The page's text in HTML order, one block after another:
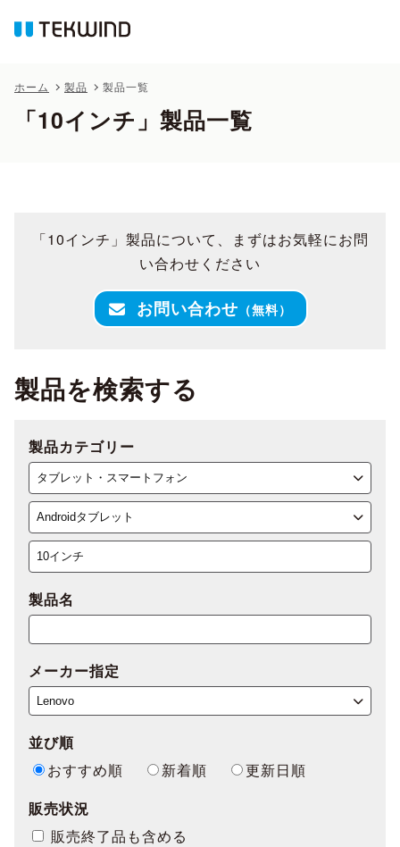
ホーム 製品 製品一覧
「10インチ」製品一覧
「10インチ」製品について、まずはお気軽にお問
い合わせください
お問い合わせ （無料）
製品を検索する
製品カテゴリー
製品名
メーカー指定
並び順
おすすめ順
新着順
更新日順
販売状況
販売終了品も含める